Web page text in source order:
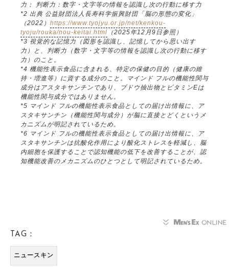
力； 判断力：数字・文字等の情報を認識し次の行動に移す力
*2 出典 公益財団法人長寿科学振興財団「脳の形態の変化」
（2022） https://www.tyojyu.or.jp/net/kenkou-
tyoju/rouka/nou-keitai.html （2025年12月9日参照）
*3 視覚的な記憶力（図形を認識し、記憶してから思い出す
力）と、判断力（数字・文字等の情報を認識し次の行動に移す
力）のこと。
*4 機能性表示食品に含まれる、特定の保健の目的（健康の維
持・増進等）に資する成分のこと。マインド フルの機能性関与
成分はアスタキサンチンであり、ブドウ抽出物とビタミンEは
機能性関与成分ではありません。
*5 マインド フルの機能性表示食品としての届け出情報に、ア
スタキサンチン（機能性関与成分）が脳に直接とどくというメ
カニズムが明記されているため。
*6 マインド フルの機能性表示食品としての届け出情報に、ア
スタキサンチンは抗酸化作用により酸化ストレスを軽減し、脳
内細胞を保護することで認知機能の低下を改善することが、認
知機能改善のメカニズムのひとつとして明記されているため。
TAG：
ニュースキン